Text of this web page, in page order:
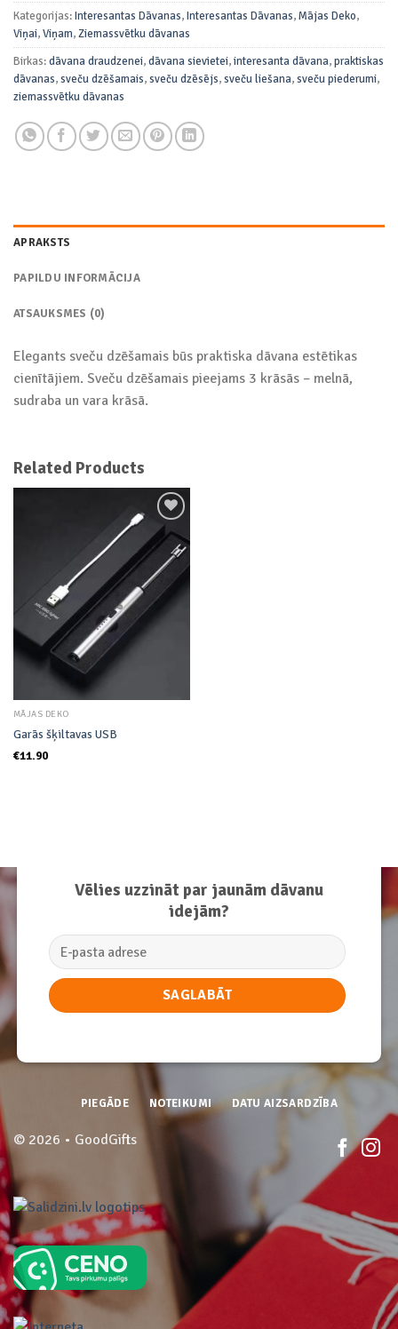
Kategorijas:Interesantas Dāvanas,Interesantas Dāvanas,Mājas Deko,
Viņai,Viņam,Ziemassvētku dāvanas
Birkas:dāvana draudzenei,dāvana sievietei,interesanta dāvana,praktiskas
dāvanas,sveču dzēšamais,sveču dzēsējs,sveču liešana,sveču piederumi,
ziemassvētku dāvanas
APRAKSTS
PAPILDU INFORMĀCIJA
ATSAUKSMES (0)
Elegants sveču dzēšamais būs praktiska dāvana estētikas
cienītājiem. Sveču dzēšamais pieejams 3 krāsās – melnā,
sudraba un vara krāsā.
Related Products
Add to
wishlist
MĀJAS DEKO
Garās šķiltavas USB
€11.90
Vēlies uzzināt par jaunām dāvanu
idejām?
© 2026 • GoodGifts
PIEGĀDE NOTEIKUMI DATU AIZSARDZĪBA